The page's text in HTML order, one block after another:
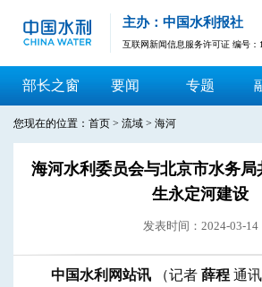
主办：中国水利报社
互联网新闻信息服务许可证 编号：
部长之窗 要闻 专题
您现在的位置： 首页 > 流域 > 海河
海河水利委员会与北京市水务
生永定河建设
发表时间：2024-03-14
中国水利网站讯 （记者 薛程 通